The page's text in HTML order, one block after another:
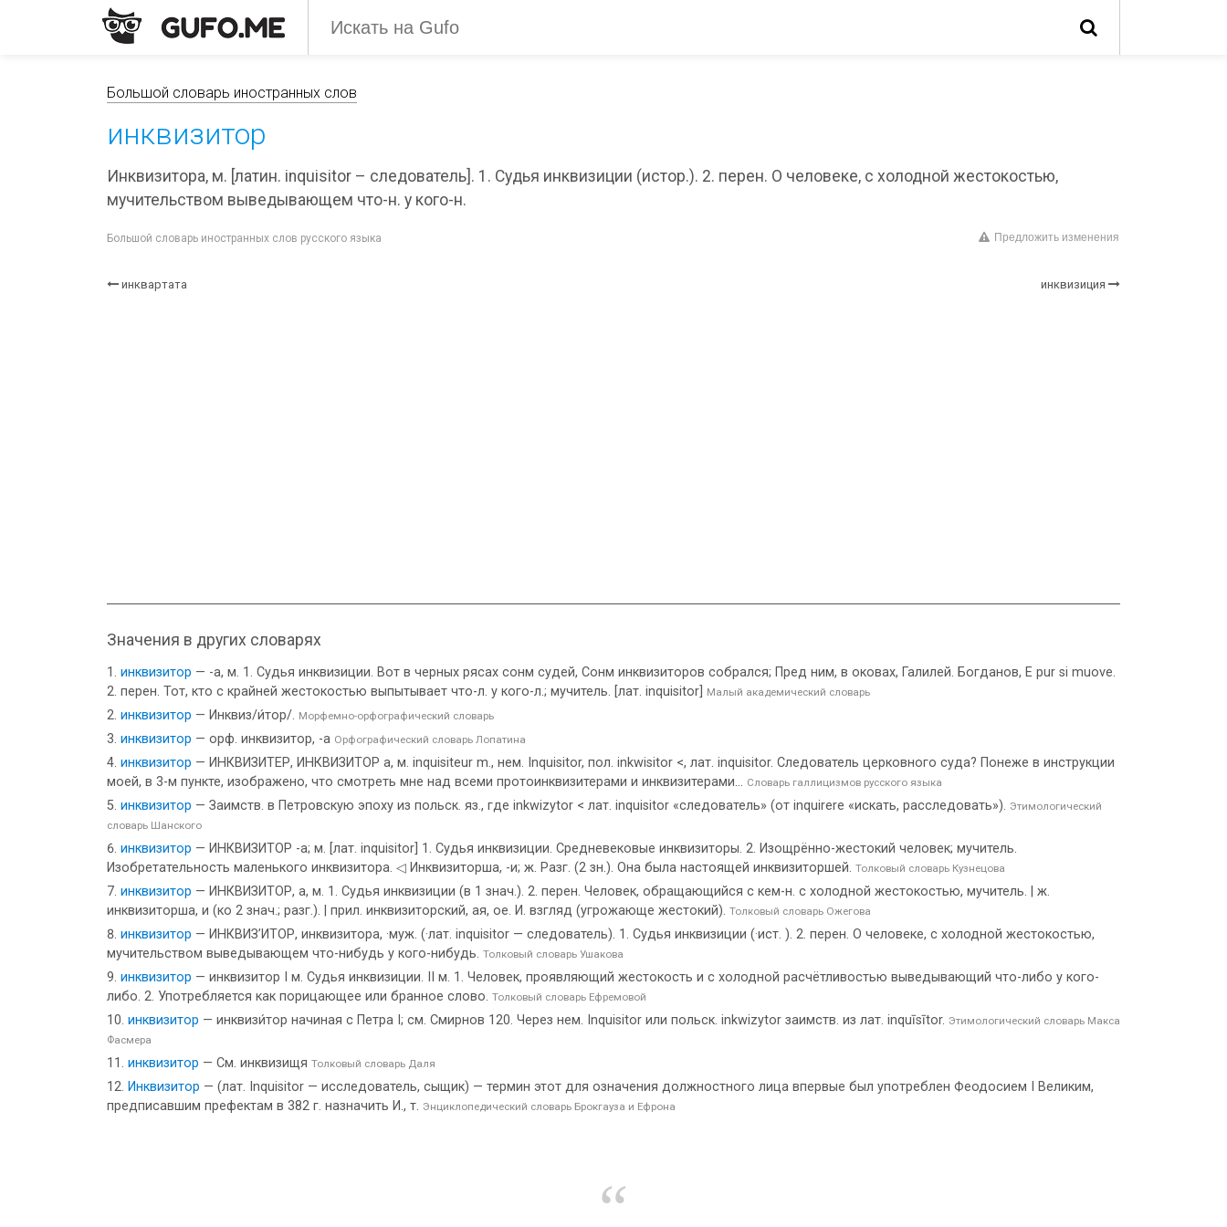
Большой словарь иностранных слов
инквизитор
Инквизитора, м. [латин. inquisitor – следователь]. 1. Судья инквизиции (истор.). 2. перен. О человеке, с холодной жестокостью,
мучительством выведывающем что-н. у кого-н.
Большой словарь иностранных слов русского языка Предложить изменения
инквартата инквизиция
Значения в других словарях
инквизитор — -а, м. 1. Судья инквизиции. Вот в черных рясах сонм судей, Сонм инквизиторов собрался; Пред ним, в оковах, Галилей. Богданов, E pur si muove.
2. перен. Тот, кто с крайней жестокостью выпытывает что-л. у кого-л.; мучитель. [лат. inquisitor]
Малый академический словарь
инквизитор — Инквиз/и́тор/. Морфемно-орфографический словарь
инквизитор — орф. инквизитор, -а Орфографический словарь Лопатина
инквизитор — ИНКВИЗИТЕР, ИНКВИЗИТОР а, м. inquisiteur m., нем. Inquisitor, пол. inkwisitor <, лат. inquisitor. Следователь церковного суда? Понеже в инструкции
моей, в 3-м пункте, изображено, что смотреть мне над всеми протоинквизитерами и инквизитерами... Словарь галлицизмов русского языка
инквизитор — Заимств. в Петровскую эпоху из польск. яз., где inkwizytor < лат. inquisitor «следователь» (от inquirere «искать, расследовать»). Этимологический
словарь Шанского
инквизитор — ИНКВИЗИТОР -а; м. [лат. inquisitor] 1. Судья инквизиции. Средневековые инквизиторы. 2. Изощрённо-жестокий человек; мучитель.
Изобретательность маленького инквизитора. ◁ Инквизиторша, -и; ж. Разг. (2 зн.). Она была настоящей инквизиторшей. Толковый словарь Кузнецова
инквизитор — ИНКВИЗИТОР, а, м. 1. Судья инквизиции (в 1 знач.). 2. перен. Человек, обращающийся с кем-н. с холодной жестокостью, мучитель. | ж.
инквизиторша, и (ко 2 знач.; разг.). | прил. инквизиторский, ая, ое. И. взгляд (угрожающе жестокий). Толковый словарь Ожегова
инквизитор — ИНКВИЗ’ИТОР, инквизитора, ·муж. (·лат. inquisitor — следователь). 1. Судья инквизиции (·ист. ). 2. перен. О человеке, с холодной жестокостью,
мучительством выведывающем что-нибудь у кого-нибудь. Толковый словарь Ушакова
инквизитор — инквизитор I м. Судья инквизиции. II м. 1. Человек, проявляющий жестокость и с холодной расчётливостью выведывающий что-либо у кого-
либо. 2. Употребляется как порицающее или бранное слово. Толковый словарь Ефремовой
инквизитор — инквизи́тор начиная с Петра I; см. Смирнов 120. Через нем. Inquisitor или польск. inkwizytor заимств. из лат. inquīsītor. Этимологический словарь Макса
Фасмера
инквизитор — См. инквизищя Толковый словарь Даля
Инквизитор — (лат. Inquisitor — исследователь, сыщик) — термин этот для означения должностного лица впервые был употреблен Феодосием I Великим,
предписавшим префектам в 382 г. назначить И., т. Энциклопедический словарь Брокгауза и Ефрона